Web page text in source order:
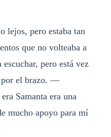
pero estaba tan
que no volteaba a
pero está vez
por el brazo. —
Samanta era una
mucho apoyo para mí